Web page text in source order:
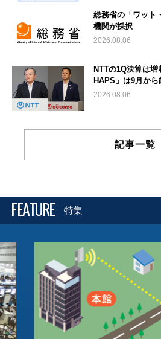
総務省の「ワット
機関が採択
2026.08.06
NTTの1Q決算は
HAPS」は9月か
2026.08.06
記事一覧
FEATURE 特集